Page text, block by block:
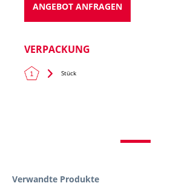
ANGEBOT ANFRAGEN
VERPACKUNG
Stück
Verwandte Produkte